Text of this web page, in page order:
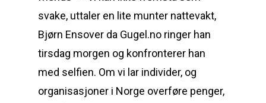
svake, uttaler en lite munter nattevakt,
Bjørn Ensover da Gugel.no ringer han
tirsdag morgen og konfronterer han
med selfien. Om vi lar individer, og
organisasjoner i Norge overføre penger,